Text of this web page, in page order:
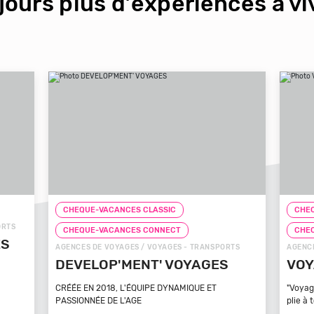
CHEQUE-VACANCES CLASSIC
CHEQUE-VACANCES CONNECT
AGENCES DE VOYAGES / VOYAGES - TRANSPORTS
VOYAGEZ VOS REVES
"Voyagez vos rêves - L'agence de voyage qui se
plie à tout
ZOOS,